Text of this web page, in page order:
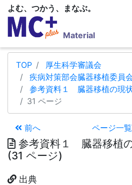
よむ、つかう、まなぶ。
Material
TOP
厚生科学審議会
疾病対策部会臓器移植委員
参考資料１ 臓器移植の現
31 ページ
前へ ページ一覧
参考資料１ 臓器移植
(31 ページ)
出典